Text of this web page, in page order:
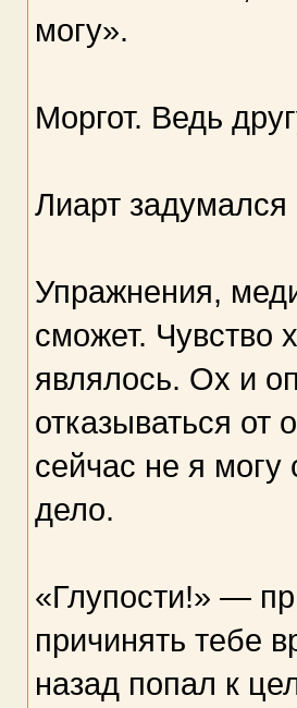
могу».
Моргот. Ведь
Лиарт задумался
Упражнения,
сможет. Чувство
являлось. Ох и
отказываться
сейчас не я могу
дело.
«Глупости!» —
причинять тебе
назад попал к